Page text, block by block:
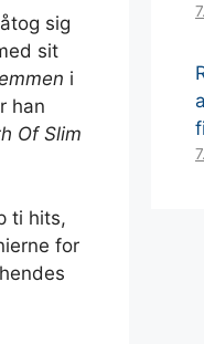
sig
sit
i
han
Of Slim
ti hits,
for